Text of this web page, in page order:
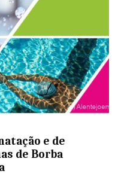
e de
de Borba